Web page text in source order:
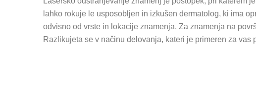
lahko rokuje le usposobljen in izkušen dermatolog, ki ima
odvisno od vrste in lokacije znamenja. Za znamenja na
Razlikujeta se v načinu delovanja, kateri je primeren za vas